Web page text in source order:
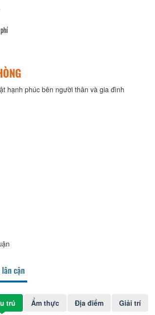
hạnh phúc bên người thân và gia đình
cận
trú Ẩm thực Địa điểm Giải trí